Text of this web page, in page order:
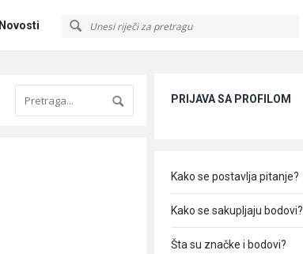
Novosti
PRIJAVA SA PROFILOM
Kako se postavlja pitanje?
Kako se sakupljaju bodovi?
Šta su značke i bodovi?